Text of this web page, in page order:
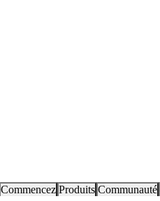
Commencez Produits Communauté